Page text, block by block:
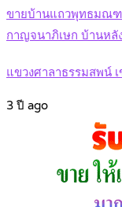
ขายบ้านแถวพุทธมณฑ
กาญจนาภิเษก บ้านหลั
แขวงศาลาธรรมสพน์
3 ปี ago